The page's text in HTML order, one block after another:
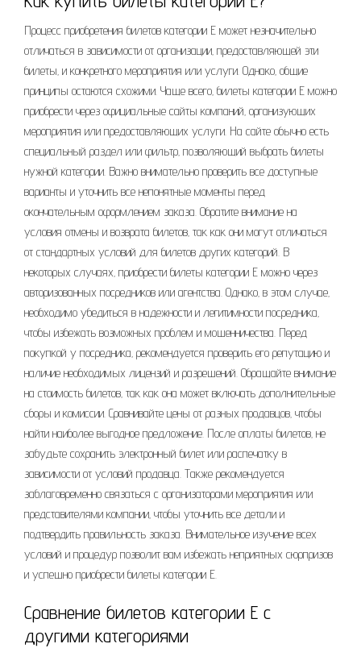
Процесс приобретения билетов категории Е может незначительно
отличаться в зависимости от организации‚ предоставляющей эти
билеты‚ и конкретного мероприятия или услуги. Однако‚ общие
принципы остаются схожими. Чаще всего‚ билеты категории Е можно
приобрести через официальные сайты компаний‚ организующих
мероприятия или предоставляющих услуги. На сайте обычно есть
специальный раздел или фильтр‚ позволяющий выбрать билеты
нужной категории. Важно внимательно проверить все доступные
варианты и уточнить все непонятные моменты перед
окончательным оформлением заказа. Обратите внимание на
условия отмены и возврата билетов‚ так как они могут отличаться
от стандартных условий для билетов других категорий. В
некоторых случаях‚ приобрести билеты категории Е можно через
авторизованных посредников или агентства. Однако‚ в этом случае‚
необходимо убедиться в надежности и легитимности посредника‚
чтобы избежать возможных проблем и мошенничества. Перед
покупкой у посредника‚ рекомендуется проверить его репутацию и
наличие необходимых лицензий и разрешений. Обращайте внимание
на стоимость билетов‚ так как она может включать дополнительные
сборы и комиссии. Сравнивайте цены от разных продавцов‚ чтобы
найти наиболее выгодное предложение. После оплаты билетов‚ не
забудьте сохранить электронный билет или распечатку в
зависимости от условий продавца. Также рекомендуется
заблаговременно связаться с организаторами мероприятия или
представителями компании‚ чтобы уточнить все детали и
подтвердить правильность заказа. Внимательное изучение всех
условий и процедур позволит вам избежать неприятных сюрпризов
и успешно приобрести билеты категории Е.
Сравнение билетов категории Е с
другими категориями